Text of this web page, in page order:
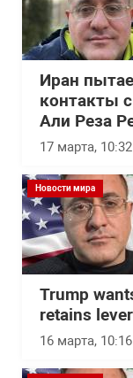
Иран
контакты
Али Реза
17 марта, 10:32
Новости мира
Trump
retains
16 марта, 10:16